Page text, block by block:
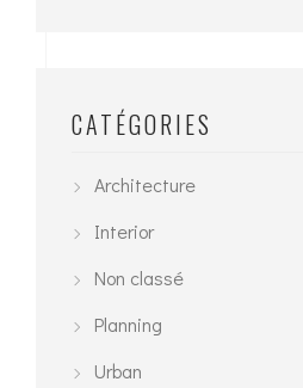
CATÉGORIES
Architecture
Interior
Non classé
Planning
Urban